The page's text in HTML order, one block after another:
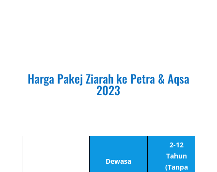
Harga Pakej Ziarah ke Petra & Aqsa
2023
Dewasa
2-12
Tahun
(Tanpa